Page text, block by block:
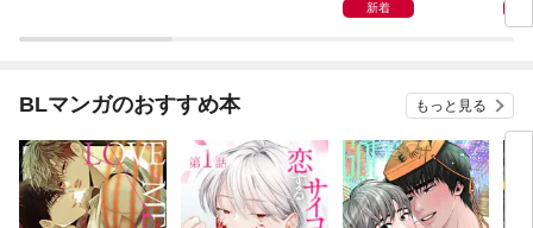
新着
BLマンガのおすすめ本 もっと見る